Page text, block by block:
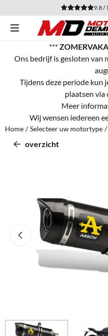
Cookievoorkeuren zijn 9.8 /
***
Ons bedrijf is gesloten van
Tijdens deze periode kun
plaatsen via
Meer
Wij wensen iedereen
Home / Selecteer uw motortype /
overzicht